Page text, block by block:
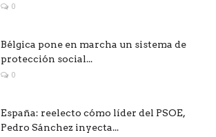
0
Bélgica pone en marcha un sistema de
protección social...
0
España: reelecto cómo líder del PSOE,
Pedro Sánchez inyecta...